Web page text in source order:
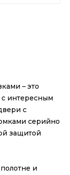
– это
интересным
с
серийно
защитой
и